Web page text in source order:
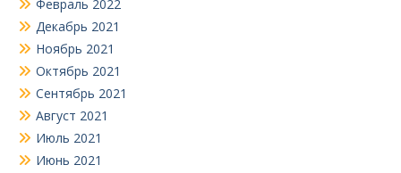
Февраль 2022
Декабрь 2021
Ноябрь 2021
Октябрь 2021
Сентябрь 2021
Август 2021
Июль 2021
Июнь 2021